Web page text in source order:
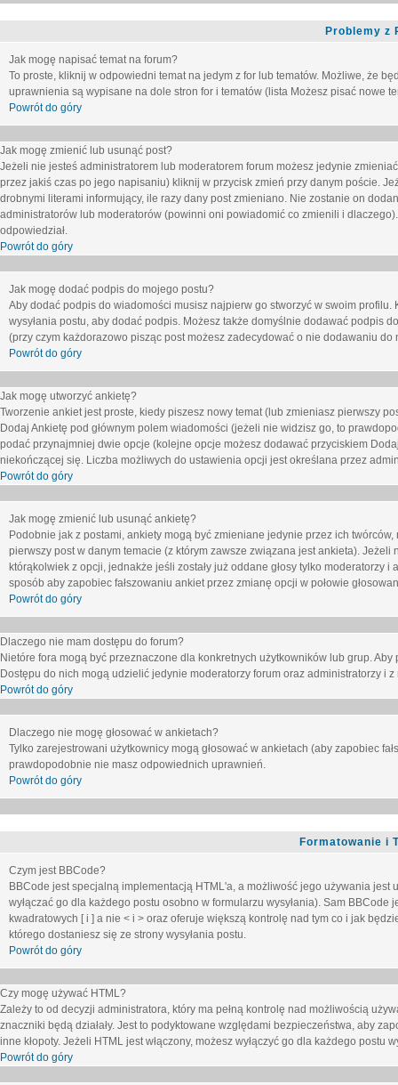
Problemy z
Jak mogę napisać temat na forum?
To proste, kliknij w odpowiedni temat na jedym z for lub tematów. Możliwe, że
uprawnienia są wypisane na dole stron for i tematów (lista Możesz pisać nowe
Powrót do góry
Jak mogę zmienić lub usunąć post?
Jeżeli nie jesteś administratorem lub moderatorem forum możesz jedynie
przez jakiś czas po jego napisaniu) kliknij w przycisk zmień przy danym poście.
drobnymi literami informujący, ile razy dany post zmieniano. Nie zostanie on
administratorów lub moderatorów (powinni oni powiadomić co zmienili i
odpowiedział.
Powrót do góry
Jak mogę dodać podpis do mojego postu?
Aby dodać podpis do wiadomości musisz najpierw go stworzyć w swoim
wysyłania postu, aby dodać podpis. Możesz także domyślnie dodawać podpis
(przy czym każdorazowo pisząc post możesz zadecydować o nie dodawaniu
Powrót do góry
Jak mogę utworzyć ankietę?
Tworzenie ankiet jest proste, kiedy piszesz nowy temat (lub zmieniasz pierwszy
Dodaj Ankietę pod głównym polem wiadomości (jeżeli nie widzisz go, to
podać przynajmniej dwie opcje (kolejne opcje możesz dodawać przyciskiem
niekończącej się. Liczba możliwych do ustawienia opcji jest określana przez
Powrót do góry
Jak mogę zmienić lub usunąć ankietę?
Podobnie jak z postami, ankiety mogą być zmieniane jedynie przez ich
pierwszy post w danym temacie (z którym zawsze związana jest ankieta).
którąkolwiek z opcji, jednakże jeśli zostały już oddane głosy tylko
sposób aby zapobiec fałszowaniu ankiet przez zmianę opcji w połowie
Powrót do góry
Dlaczego nie mam dostępu do forum?
Nietóre fora mogą być przeznaczone dla konkretnych użytkowników lub grup.
Dostępu do nich mogą udzielić jedynie moderatorzy forum oraz administratorzy i
Powrót do góry
Dlaczego nie mogę głosować w ankietach?
Tylko zarejestrowani użytkownicy mogą głosować w ankietach (aby zapobiec
prawdopodobnie nie masz odpowiednich uprawnień.
Powrót do góry
Formatowanie i
Czym jest BBCode?
BBCode jest specjalną implementacją HTML'a, a możliwość jego używania
wyłączać go dla każdego postu osobno w formularzu wysyłania). Sam
kwadratowych [ i ] a nie < i > oraz oferuje większą kontrolę nad tym co i jak
którego dostaniesz się ze strony wysyłania postu.
Powrót do góry
Czy mogę używać HTML?
Zależy to od decyzji administratora, który ma pełną kontrolę nad możliwością
znaczniki będą działały. Jest to podyktowane względami bezpieczeństwa, aby
inne kłopoty. Jeżeli HTML jest włączony, możesz wyłączyć go dla każdego
Powrót do góry